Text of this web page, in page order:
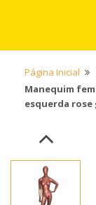
Página Inicial
Manequim
esquerda rose